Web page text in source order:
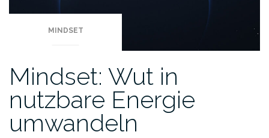
MINDSET
Mindset: Wut in
nutzbare Energie
umwandeln